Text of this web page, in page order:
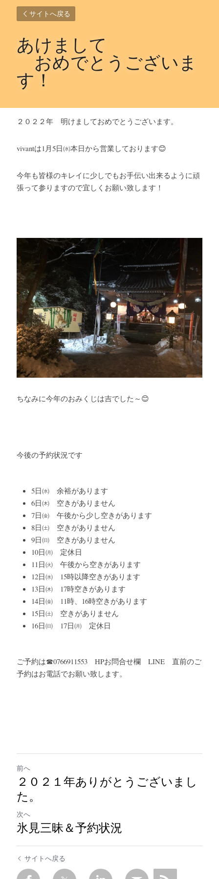
サイトへ戻る
あけまして
おめでとうございま
す！
２０２２年　明けましておめでとうございます。
vivantは1月5日㈬本日から営業しております😊
今年も皆様のキレイに少しでもお手伝い出来るように頑
張って参りますので宜しくお願い致します！
ちなみに今年のおみくじは吉でした～😊
今後の予約状況です
5日㈬　余裕があります
6日㈭　空きがありません
7日㈮　午後から少し空きがあります
8日㈯　空きがありません
9日㈰　空きがありません
10日㈪　定休日
11日㈫　午後から空きがあります
12日㈬　15時以降空きがあります
13日㈭　17時空きがあります
14日㈮　11時、16時空きがあります
15日㈯　空きがありません
16日㈰　17日㈪　定休日
ご予約は☎0766911553　HPお問合せ欄　LINE　直前のご
予約はお電話でお願い致します。
前へ
２０２１年ありがとうございまし
た。
次へ
氷見三昧＆予約状況
サイトへ戻る